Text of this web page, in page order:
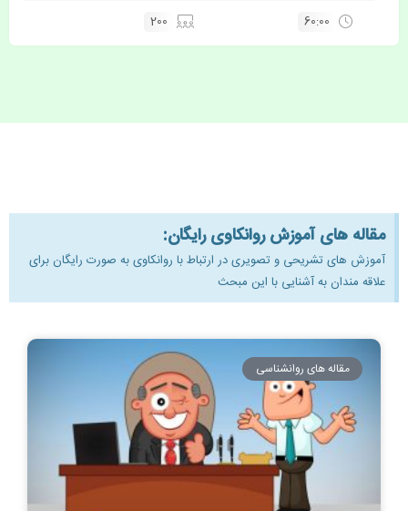
60:00
200
مقاله های آموزش روانکاوی رایگان:
آموزش های تشریحی و تصویری در ارتباط با روانکاوی به صورت رایگان برای
علاقه مندان به آشنایی با این مبحث
مقاله های روانشناسی